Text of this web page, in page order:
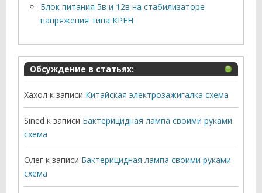
Блок питания 5в и 12в на стабилизаторе
напряжения типа КРЕН
Обсуждение в статьях:
Хахол к записи Китайская электрозажигалка схема
Sined к записи Бактерицидная лампа своими руками
схема
Олег к записи Бактерицидная лампа своими руками
схема